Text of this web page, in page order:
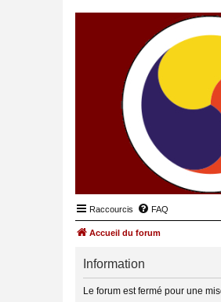
Raccourcis FAQ
Accueil du forum
Information
Le forum est fermé pour une